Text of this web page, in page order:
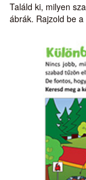
Találd ki, milyen
ábrák. Rajzold be a